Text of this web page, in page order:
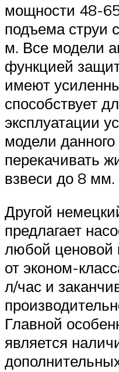
мощности 48-
подъема струи
м. Все модели
функцией
имеют
способствует
эксплуатации
модели
перекачивать
взвеси до 8 мм.
Другой
предлагает
любой ценовой
от эконом-
л/час и
Главной
является